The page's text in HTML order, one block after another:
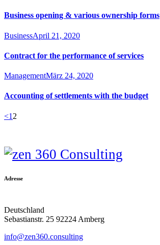
Business opening & various ownership forms
BusinessApril 21, 2020
Contract for the performance of services
ManagementMärz 24, 2020
Accounting of settlements with the budget
Beitragsnavigation
<Page
1 Page
2
Adresse
Deutschland
Sebastianstr. 25 92224 Amberg
info@zen360.consulting